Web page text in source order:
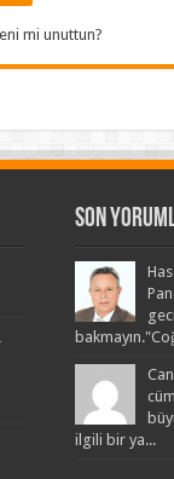
mi unuttun?
Son
ilgili bir ya...